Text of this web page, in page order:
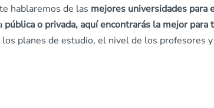
hablaremos de las mejores universidades para
pública o privada, aquí encontrarás la mejor para
planes de estudio, el nivel de los profesores